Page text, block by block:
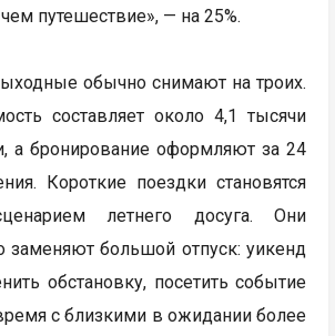
путешествие», — на 25%.
обычно снимают на троих.
составляет около 4,1 тысячи
а бронирование оформляют за 24
Короткие поездки становятся
летнего досуга. Они
заменяют большой отпуск: уикенд
обстановку, посетить событие
с близкими в ожидании более